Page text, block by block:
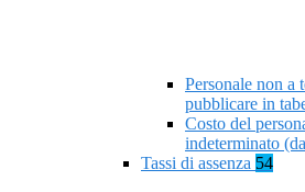
Personale non a
pubblicare in
Costo del
indeterminato
Tassi di assenza 54